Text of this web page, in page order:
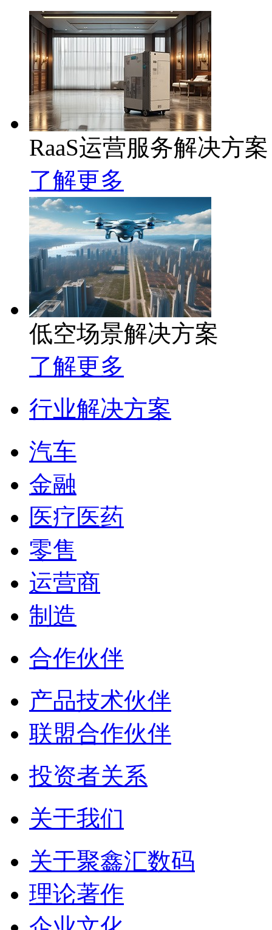
RaaS运营服务解决方案
了解更多
低空场景解决方案
了解更多
行业解决方案
汽车
金融
医疗医药
零售
运营商
制造
合作伙伴
产品技术伙伴
联盟合作伙伴
投资者关系
关于我们
关于聚鑫汇数码
理论著作